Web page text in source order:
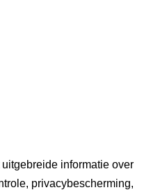
informatie over
privacybescherming,